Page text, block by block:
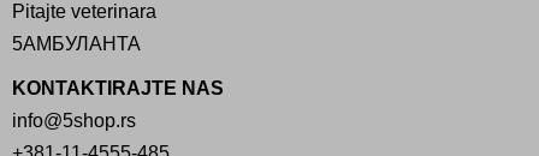
Pitajte veterinara
5АМБУЛАНТА
KONTAKTIRAJTE NAS
info@5shop.rs